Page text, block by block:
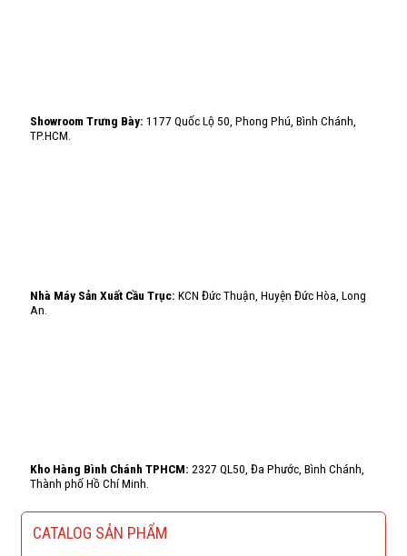
Showroom Trưng Bày: 1177 Quốc Lộ 50, Phong Phú, Bình Chánh,
TP.HCM.
Nhà Máy Sản Xuất Cầu Trục: KCN Đức Thuận, Huyện Đức Hòa, Long
An.
Kho Hàng Bình Chánh TPHCM: 2327 QL50, Đa Phước, Bình Chánh,
Thành phố Hồ Chí Minh.
CATALOG SẢN PHẨM